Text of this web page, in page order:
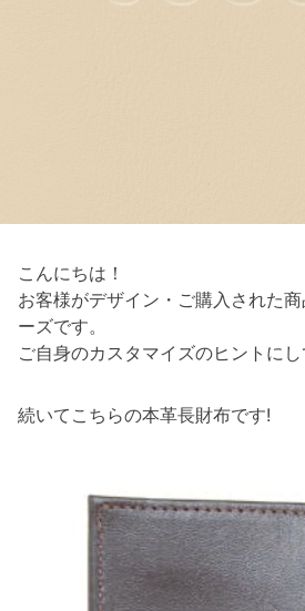
こんにちは！
お客様がデザイン・ご購入された
ーズです。
ご自身のカスタマイズのヒントに
続いてこちらの本革長財布です!